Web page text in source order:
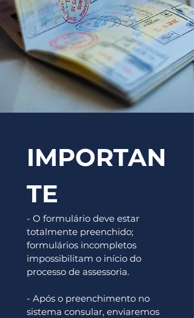
IMPORTAN
TE
- O formulário deve estar
totalmente preenchido;
formulários incompletos
impossibilitam o início do
processo de assessoria.
- Após o preenchimento no
sistema consular, enviaremos